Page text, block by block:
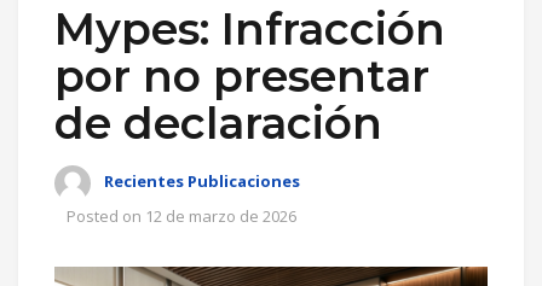
Mypes: Infracción
por no presentar
de declaración
Recientes Publicaciones
Posted on 12 de marzo de 2026